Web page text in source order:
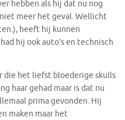
hebben als hij dat nu nog
meer het geval. Wellicht
heeft hij kunnen
hij ook auto’s en technisch
die het liefst bloederige skulls
haar gehad maar is dat nu
prima gevonden. Hij
maken maar het